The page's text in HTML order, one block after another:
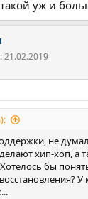
будет очень
и уж точно
верным
на твоем
уж и
21.02.2019
не
хип-хоп, а
бы